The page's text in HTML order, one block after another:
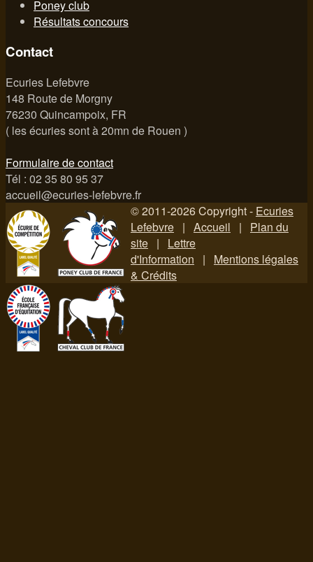
Poney club
Résultats concours
Contact
Ecuries Lefebvre
148 Route de Morgny
76230 Quincampoix, FR
( les écuries sont à 20mn de Rouen )
Formulaire de contact
Tél : 02 35 80 95 37
accueil@ecuries-lefebvre.fr
© 2011-2026 Copyright - Ecuries
Lefebvre | Accueil | Plan du
site | Lettre
d'Information | Mentions légales
& Crédits